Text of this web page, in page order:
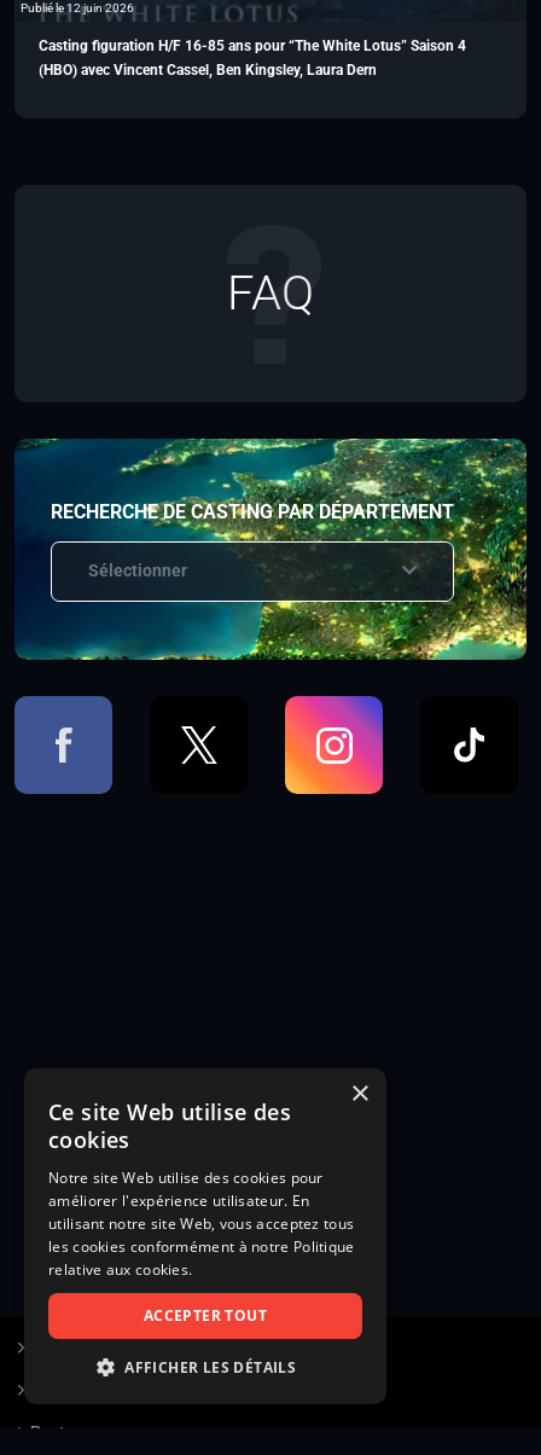
Publié le 12 juin 2026
Casting figuration H/F 16-85 ans pour “The White Lotus” Saison 4
(HBO) avec Vincent Cassel, Ben Kingsley, Laura Dern
FAQ
RECHERCHE DE CASTING PAR DÉPARTEMENT
Sélectionner
Poster une annonce
×
Ce site Web utilise des
cookies
Notre site Web utilise des cookies pour
améliorer l'expérience utilisateur. En
utilisant notre site Web, vous acceptez tous
les cookies conformément à notre Politique
relative aux cookies.
ACCEPTER TOUT
AFFICHER LES DÉTAILS